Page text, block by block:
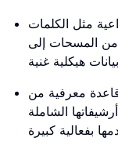
مثل الكلمات
من المسحات إلى
معرفية من
الشاملة